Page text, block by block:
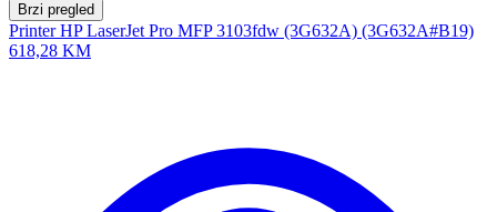
Brzi pregled
Printer HP LaserJet Pro MFP 3103fdw (3G632A) (3G632A#B19)
618,28 KM